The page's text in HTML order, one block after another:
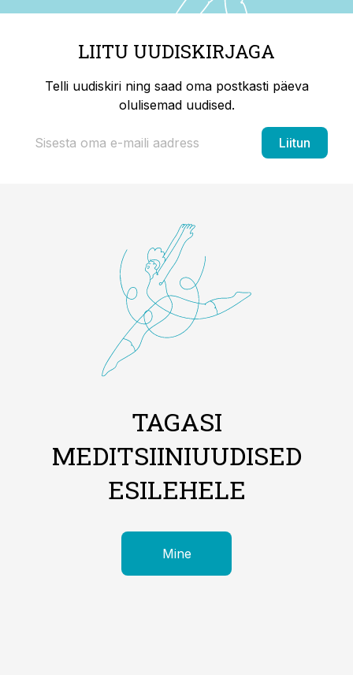
LIITU UUDISKIRJAGA
Telli uudiskiri ning saad oma postkasti päeva
olulisemad uudised.
Liitun
TAGASI
MEDITSIINIUUDISED
ESILEHELE
Mine